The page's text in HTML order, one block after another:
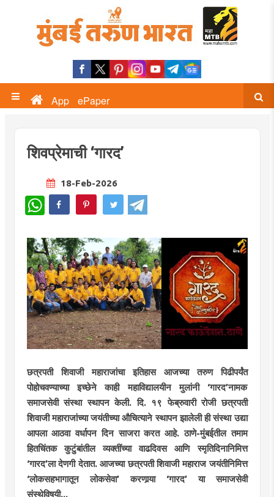
App ePaper
शिवप्रेमाची ‘गारद’
18-Feb-2026
WhatsApp
छत्रपती शिवाजी महाराजांचा इतिहास आजच्या तरुण पिढीपर्यंत
पोहोचवण्याच्या इच्छेने काही महाविद्यालयीन मुलांनी ‘गारद’नामक
समाजसेवी संस्था स्थापन केली. दि. १९ फेब्रुवारी रोजी छत्रपती
शिवाजी महाराजांच्या जयंतीच्या औचित्याने स्थापन झालेली ही संस्था उद्या
आपला आठवा वर्धापन दिन साजरा करत आहे. ठाणे-मुंबईतील तमाम
हितचिंतक कुटुंबांतील व्यक्तींच्या वाढदिवस आणि स्मृतिदिनानिमित्त
‘गारद’ला देणगी देतात. आजच्या छत्रपती शिवाजी महाराज जयंतीनिमित्त
‘लोकसहभागातून लोकसेवा’ करणार्‍या ‘गारद’ या समाजसेवी
संस्थेविषयी...